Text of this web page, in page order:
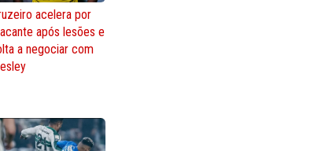
acelera por
após lesões e
a negociar com